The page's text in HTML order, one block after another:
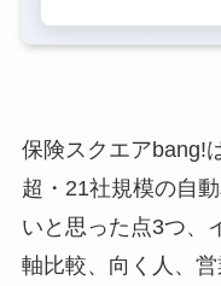
保険スクエアbang!
超・21社規模の自
いと思った点3つ、
軸比較、向く人、営